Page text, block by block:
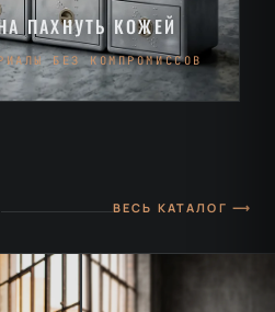
ПАХНУТЬ КОЖЕЙ
БЕЗ КОМПРОМИССОВ
ВЕСЬ КАТАЛОГ ⟶